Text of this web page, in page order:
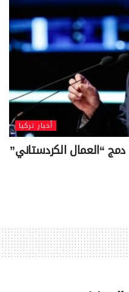
أخبار تركيا
“العمال الكردستاني”